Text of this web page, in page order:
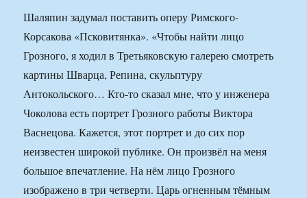
Шаляпин задумал поставить оперу Римского-
Корсакова «Псковитянка». «Чтобы найти лицо
Грозного, я ходил в Третьяковскую галерею смотреть
картины Шварца, Репина, скульптуру
Антокольского… Кто-то сказал мне, что у инженера
Чоколова есть портрет Грозного работы Виктора
Васнецова. Кажется, этот портрет и до сих пор
неизвестен широкой публике. Он произвёл на меня
большое впечатление. На нём лицо Грозного
изображено в три четверти. Царь огненным тёмным